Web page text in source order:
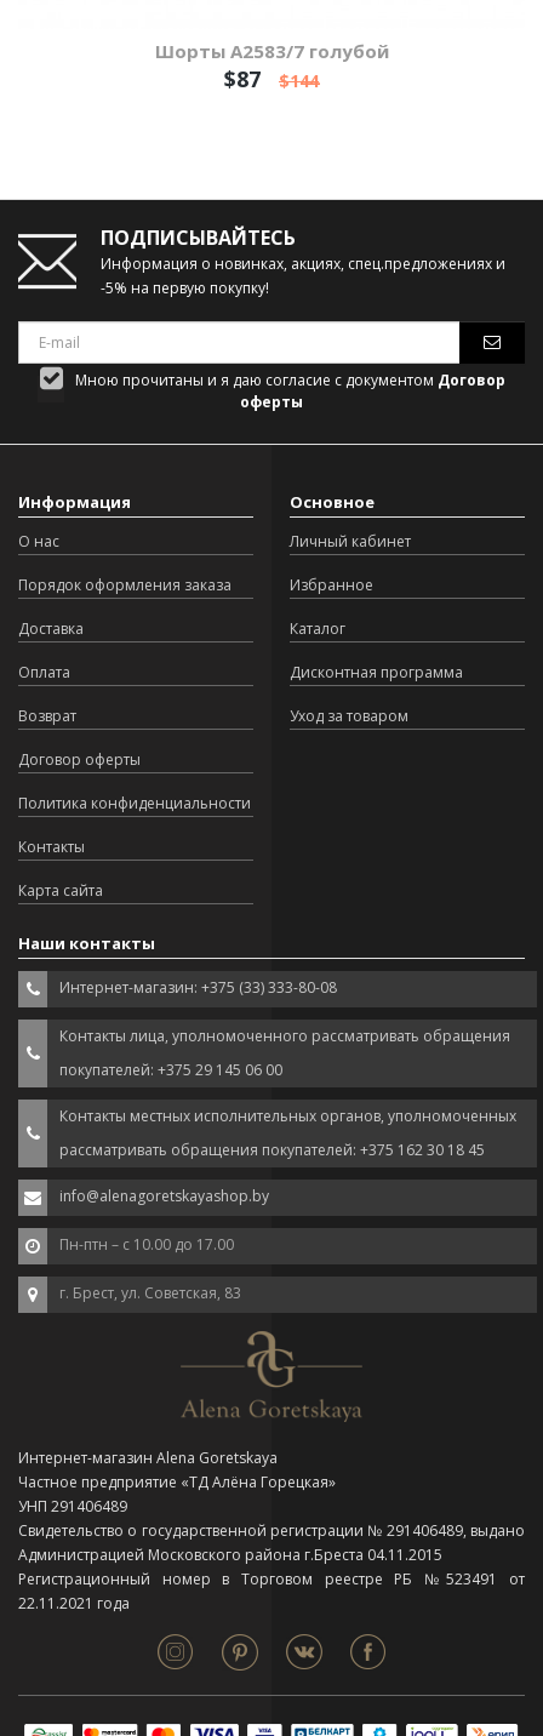
Шорты А2583/7 голубой
$87 $144
ПОДПИСЫВАЙТЕСЬ
Информация о новинках, акциях, спец.предложениях и
-5% на первую покупку!
Мною прочитаны и я даю согласие с документом Договор
оферты
Информация
О нас
Порядок оформления заказа
Доставка
Оплата
Возврат
Договор оферты
Политика конфиденциальности
Контакты
Карта сайта
Основное
Личный кабинет
Избранное
Каталог
Дисконтная программа
Уход за товаром
Наши контакты
Интернет-магазин: +375 (33) 333-80-08
Контакты лица, уполномоченного рассматривать обращения
покупателей: +375 29 145 06 00
Контакты местных исполнительных органов, уполномоченных
рассматривать обращения покупателей: +375 162 30 18 45
info@alenagoretskayashop.by
Пн-птн – с 10.00 до 17.00
г. Брест, ул. Советская, 83
Интернет-магазин Alena Goretskaya
Частное предприятие «ТД Алёна Горецкая»
УНП 291406489
Свидетельство о государственной регистрации № 291406489, выдано
Администрацией Московского района г.Бреста 04.11.2015
Регистрационный номер в Торговом реестре РБ №523491 от
22.11.2021 года